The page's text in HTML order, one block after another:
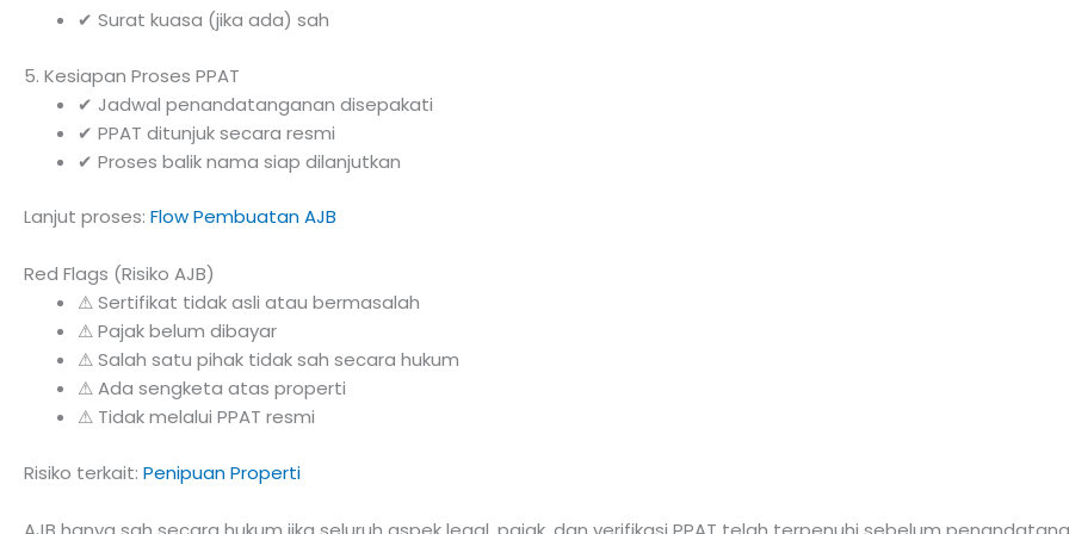
✔ Surat kuasa (jika ada) sah
5. Kesiapan Proses PPAT
✔ Jadwal penandatanganan disepakati
✔ PPAT ditunjuk secara resmi
✔ Proses balik nama siap dilanjutkan
Lanjut proses: Flow Pembuatan AJB
Red Flags (Risiko AJB)
⚠ Sertifikat tidak asli atau bermasalah
⚠ Pajak belum dibayar
⚠ Salah satu pihak tidak sah secara hukum
⚠ Ada sengketa atas properti
⚠ Tidak melalui PPAT resmi
Risiko terkait: Penipuan Properti